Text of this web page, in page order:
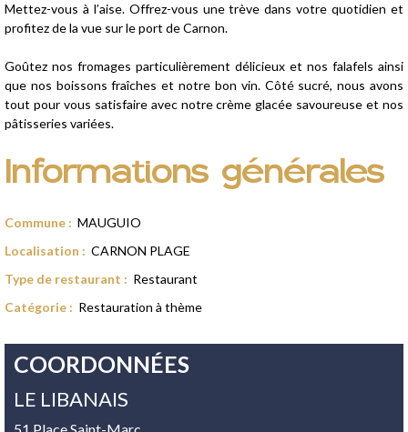
Mettez-vous à l’aise. Offrez-vous une trève dans votre quotidien et
profitez de la vue sur le port de Carnon.
Goûtez nos fromages particulièrement délicieux et nos falafels ainsi
que nos boissons fraîches et notre bon vin. Côté sucré, nous avons
tout pour vous satisfaire avec notre crème glacée savoureuse et nos
pâtisseries variées.
Informations générales
Commune : MAUGUIO
Localisation : CARNON PLAGE
Type de restaurant : Restaurant
Catégorie : Restauration à thème
COORDONNÉES
LE LIBANAIS